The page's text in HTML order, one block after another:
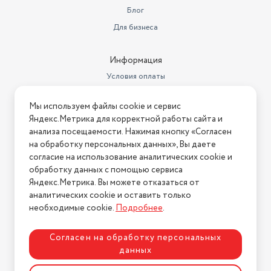
0.67
7200
Тип панели
Газовая
Бренд
GURMAN
Блог
Для бизнеса
Информация
Условия оплаты
Условия возврата
Нашли ошибку на сайте? Напишите нам
2026 © Интернет-магазин "АстМаркет". У нас есть всё!
Политика конфиденциальности
Разработка сайтаASTDESIGN
Мы используем файлы cookie и сервис
Яндекс.Метрика для корректной работы сайта и
анализа посещаемости. Нажимая кнопку «Согласен
на обработку персональных данных», Вы даете
согласие на использование аналитических cookie и
обработку данных с помощью сервиса
Яндекс.Метрика. Вы можете отказаться от
аналитических cookie и оставить только
необходимые cookie.Подробнее.
Согласен на обработку персональных
данных